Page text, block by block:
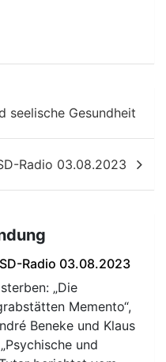
seelische Gesundheit
Radio 03.08.2023
Radio 03.08.2023
„Die
Memento“,
Beneke und Klaus
und